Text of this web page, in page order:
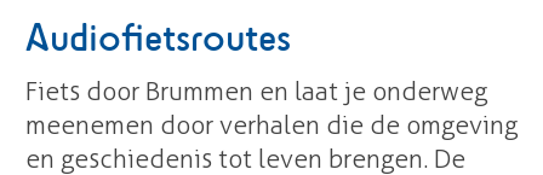
Audiofietsroutes
Fiets door Brummen en laat je onderweg
meenemen door verhalen die de omgeving
en geschiedenis tot leven brengen. De